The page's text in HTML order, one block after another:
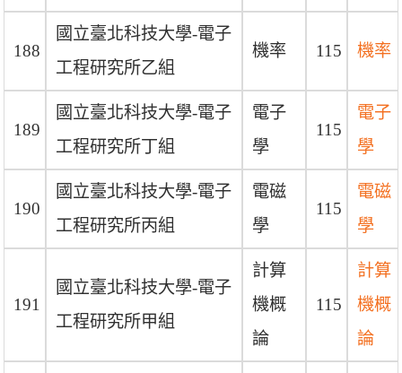
188
國立臺北科技大學-電子
工程研究所乙組
機率 115 機率
189
國立臺北科技大學-電子
工程研究所丁組
電子
學
115
電子
學
190
國立臺北科技大學-電子
工程研究所丙組
電磁
學
115
電磁
學
191
國立臺北科技大學-電子
工程研究所甲組
計算
機概
論
115
計算
機概
論